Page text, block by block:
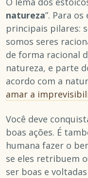
natureza”. Para
principais pilares:
somos seres
de forma racional
natureza, e parte
acordo com a
amar a
Você deve
boas ações. É
humana fazer o
se eles retribuem
ser boas e